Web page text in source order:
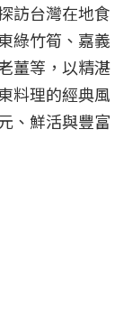
訪台灣在地食
綠竹筍、嘉義
薑等，以精湛
料理的經典風
、鮮活與豐富